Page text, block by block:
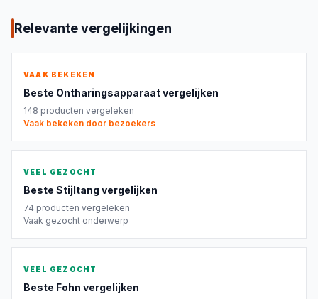
Relevante vergelijkingen
VAAK BEKEKEN
Beste Ontharingsapparaatvergelijken
148 producten vergeleken
Vaak bekeken door bezoekers
VEEL GEZOCHT
Beste Stijltang vergelijken
74 producten vergeleken
Vaak gezocht onderwerp
VEEL GEZOCHT
Beste Fohn vergelijken